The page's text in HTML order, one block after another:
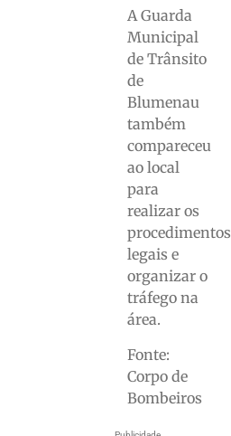
A Guarda
Municipal
de Trânsito
de
Blumenau
também
compareceu
ao local
para
realizar os
procedimentos
legais e
organizar o
tráfego na
área.
Fonte:
Corpo de
Bombeiros